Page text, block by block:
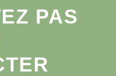
PAS